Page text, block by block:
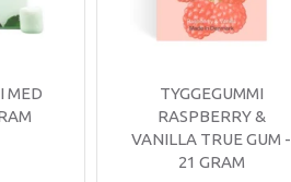
MED
TYGGEGUMMI
RASPBERRY &
VANILLA TRUE GUM -
21 GRAM